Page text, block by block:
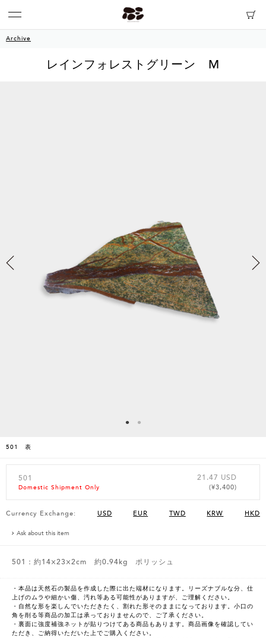
Archive
レインフォレストグリーン M
501 表
501
Domestic Shipment Only
21.47 USD
(¥3,400)
Currency Exchange: USD EUR TWD KRW HKD
Ask about this item
501：約14×23×2cm 約0.94kg ポリッシュ
・本品は天然石の製品を作成した際に出た端材になります。リーズナブルな分、仕
上げのムラや細かい傷、汚れ等ある可能性がありますが、ご理解ください。
・自然な形を楽しんでいただきたく、割れた形そのままになっております。小口の
角を削る等商品の加工は承っておりませんので、ご了承ください。
・裏面に強度補強ネットが貼りつけてある商品もあります。商品画像を確認してい
ただき、ご納得いただいた上でご購入ください。